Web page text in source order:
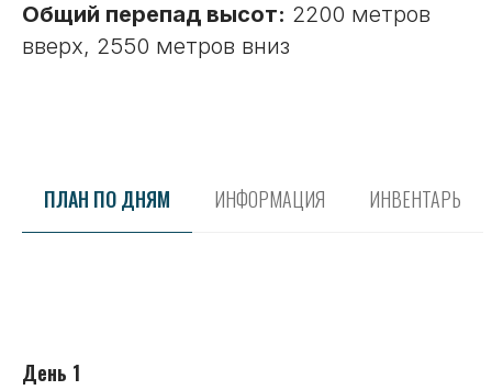
Общий перепад высот: 2200 метров
вверх, 2550 метров вниз
ПЛАН ПО ДНЯМ ИНФОРМАЦИЯ ИНВЕНТАРЬ
День 1